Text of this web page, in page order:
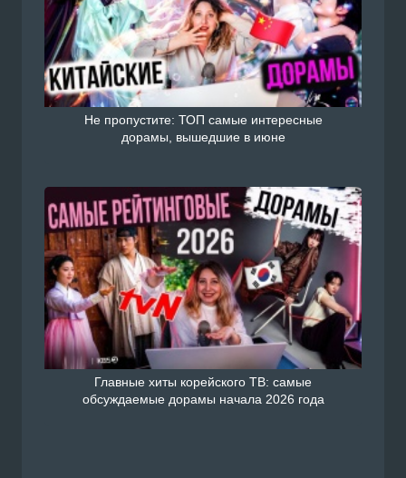
Не пропустите: ТОП самые интересные
дорамы, вышедшие в июне
Главные хиты корейского ТВ: самые
обсуждаемые дорамы начала 2026 года